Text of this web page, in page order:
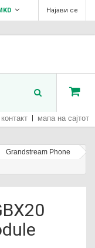
Најави се
контакт мапа на сајтот
Grandstream Phone